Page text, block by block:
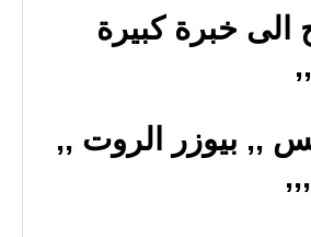
الى خبرة كبيرة
,, بيوزر الروت ,,